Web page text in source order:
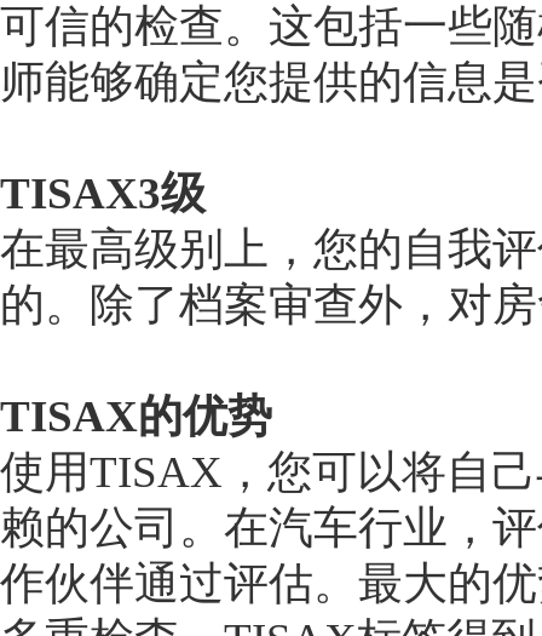
可信的检查。这包括一些
师能够确定您提供的信息
TISAX3级
在最高级别上，您的自我
的。除了档案审查外，对
TISAX的优势
使用TISAX，您可以将自
赖的公司。在汽车行业，
作伙伴通过评估。最大的